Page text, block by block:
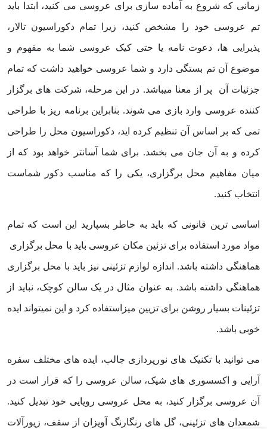
زمانی که شروع به آماده سازی برای عروسی می کنید، ابتدا باید
تم عروسی خود را مشخص کنید، زیرا تمام دکوراسیون تالار،
پذیرایی ها، دعوت نامه یا حتی کیک عروسی شما به مفهوم و
موضوع آن تم بستگی دارد و شما عروسی خواهید داشت که تمام
جزئیات آن پر از معنا میباشد. در این مرحله، شرکت های برگزار
کننده عروسی وارد بازی می شوند. بنابراین برنامه ریز با طراحی
تمی که بر اساس آن تنظیم کرده اید، دکوراسیون محل را طراحی
کرده و به آن جان می بخشد. برای شما آسانتر خواهد بود که از
میان مفاهیم محل برگزاری، یکی را که مناسب دکور شماست
انتخاب کنید.
اساسی ترین قانونی که باید به خاطر بسپارید این است که تمام
مواد مورد استفاده برای تزئین مکان عروسی باید با محل برگزاری
هماهنگی داشته باشد. اندازه لوازم تزئینی نیز باید با محل برگزاری
هماهنگی داشته باشد. به عنوان مثال در یک سالن کوچک، نباید از
تزئینات بسیار روشن برای تزیین میزاستفاده کرد و این نمیتواند ایده
خوبی باشد.
می توانید با تکنیک های نورپردازی جالب، ایده های مختلف سفره
آرایی و اکسسوری های شیک، سالن عروسی را که قرار است در
آن عروسی برگزار کنید، به محل عروسی رویایی خود تبدیل کنید.
شمعدان های تزئینی، گل های رنگارنگ آویزان از سقف، زیورآلات